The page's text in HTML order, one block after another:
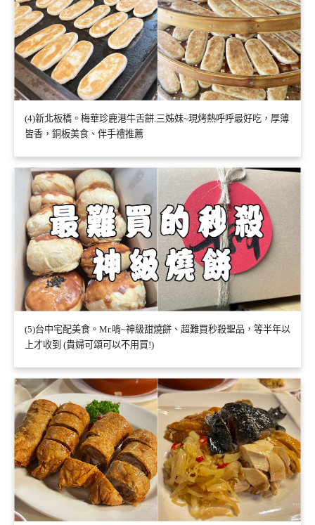
(4)新北板橋。梅華珍鹿港牛舌餅.三姊妹~現烤熱呼呼最好吃，厚薄
皆香，銅板美食、伴手禮推薦
(5)台中宅配美食。Mr.啃~神級甜燒餅、超難買秒殺聖品，等半年以
上才收到 (貴婦可頌可以不用買!)